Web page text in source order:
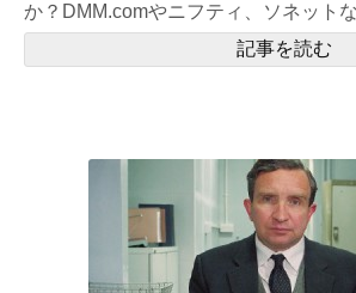
か？DMM.comやニフティ、ソネット
記事を読む